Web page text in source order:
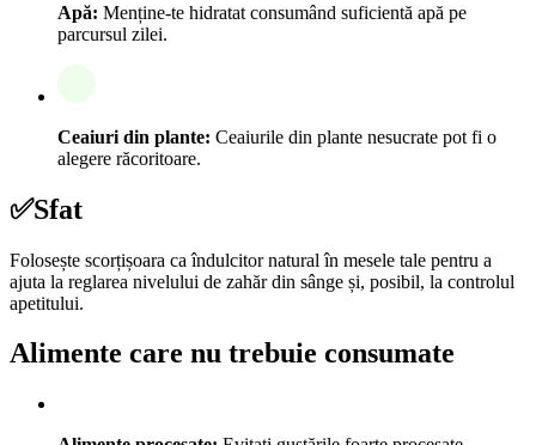
Apă: Menține-te hidratat consumând suficientă apă pe
parcursul zilei.
Ceaiuri din plante: Ceaiurile din plante nesucrate pot fi o
alegere răcoritoare.
✅Sfat
Folosește scorțișoara ca îndulcitor natural în mesele tale pentru a
ajuta la reglarea nivelului de zahăr din sânge și, posibil, la controlul
apetitului.
Alimente care nu trebuie consumate